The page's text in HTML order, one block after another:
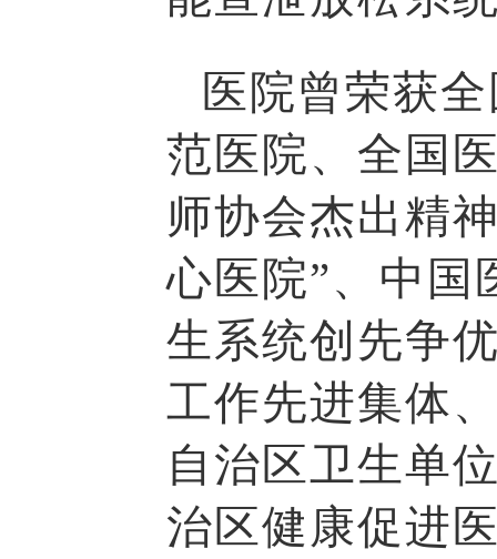
医院曾荣获
范医院、全国
师协会杰出精
心医院”、中国
生系统创先争
工作先进集体
自治区卫生单
治区健康促进